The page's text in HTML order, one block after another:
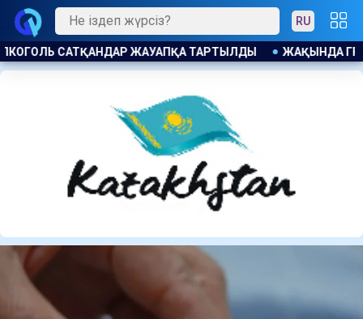
RU
ЖАҚЫНДА ГРАНТ ИЕГЕРЛЕРІНІҢ ТІЗІМІ ЖАРИЯЛАНАДЫ